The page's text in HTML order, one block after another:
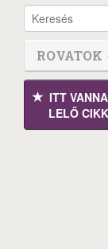
ROVATOK
ITT
LELŐ